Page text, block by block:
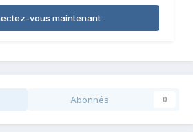
vous maintenant
Abonnés 0